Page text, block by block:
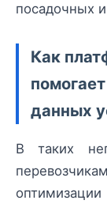
посадочных
Как
данных
В таких